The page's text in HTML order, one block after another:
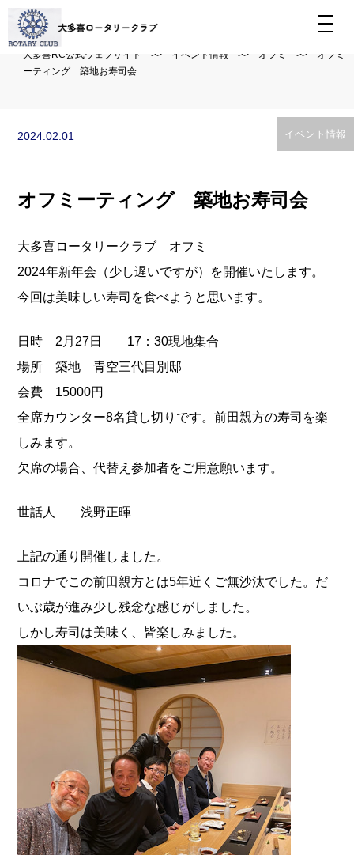
大多喜RC公式ウェブサイト >> イベント情報 >> オフミ >> オフミ
ーティング 築地お寿司会
イベント情報
2024.02.01
オフミーティング 築地お寿司会
大多喜ロータリークラブ オフミ
2024年新年会（少し遅いですが）を開催いたします。
今回は美味しい寿司を食べようと思います。
日時 2月27日 17：30現地集合
場所 築地 青空三代目別邸
会費 15000円
全席カウンター8名貸し切りです。前田親方の寿司を楽
しみます。
欠席の場合、代替え参加者をご用意願います。
世話人 浅野正暉
上記の通り開催しました。
コロナでこの前田親方とは5年近くご無沙汰でした。だ
いぶ歳が進み少し残念な感じがしました。
しかし寿司は美味く、皆楽しみました。